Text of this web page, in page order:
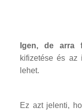
Igen, de arra
kifizetése és az
lehet.
Ez azt jelenti,